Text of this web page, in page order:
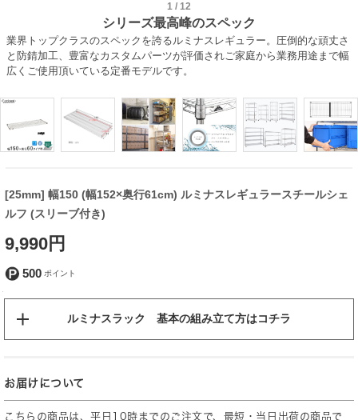
1 / 12
シリーズ最高峰のスペック
業界トップクラスのスペックを誇るルミナスレギュラー。圧倒的な頑丈さ
と防錆加工、豊富なカスタムパーツが評価されご家庭から業務用途まで幅
広くご使用頂いている定番モデルです。
[25mm] 幅150 (幅152×奥行61cm) ルミナスレギュラースチールシェ
ルフ (スリーブ付き)
9,990円
500
ルミナスラック 基本の組み立て方はコチラ